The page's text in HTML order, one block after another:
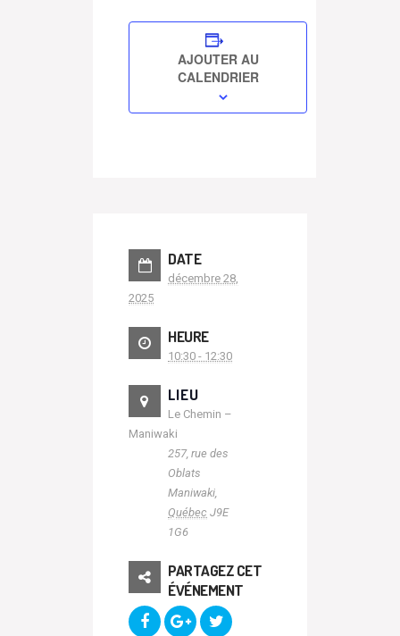
AJOUTER AU
CALENDRIER
DATE
décembre 28,
2025
HEURE
10:30 - 12:30
LIEU
Le Chemin –
Maniwaki
257, rue des
Oblats
Maniwaki,
Québec J9E
1G6
PARTAGEZ CET
ÉVÉNEMENT